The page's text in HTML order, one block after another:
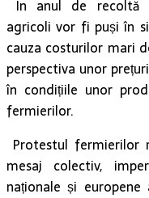
În anul de recoltă
agricoli vor fi puși în
cauza costurilor mari
perspectiva unor
în condițiile unor
fermierilor.
Protestul
mesaj colectiv,
naționale și